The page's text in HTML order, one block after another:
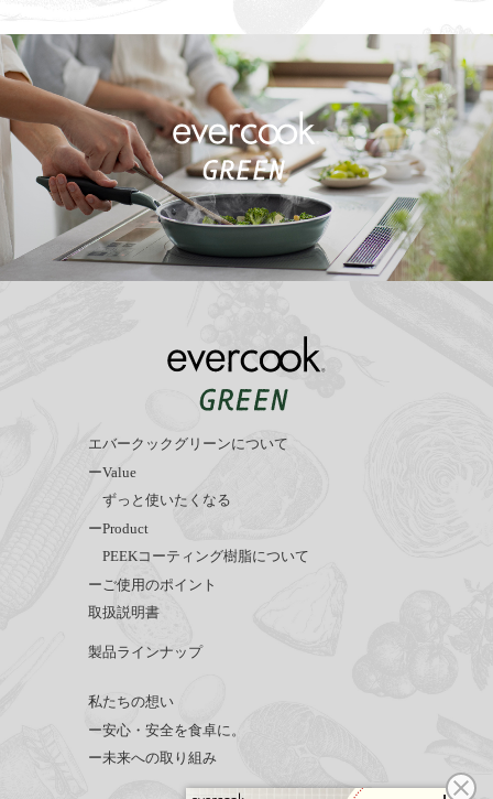
エバークックグリーンについて
ーValue
ずっと使いたくなる
ーProduct
PEEKコーティング樹脂について
ーご使用のポイント
取扱説明書
製品ラインナップ
私たちの想い
ー安心・安全を食卓に。
ー未来への取り組み